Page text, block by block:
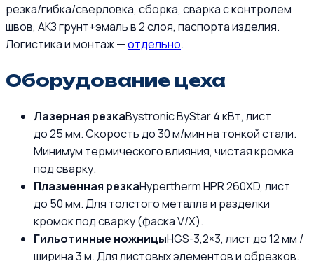
резка/гибка/сверловка, сборка, сварка с контролем
швов, АКЗ грунт+эмаль в 2 слоя, паспорта изделия.
Логистика и монтаж —отдельно.
Оборудование цеха
Лазерная резкаBystronic ByStar 4 кВт, лист
до 25 мм. Скорость до 30 м/мин на тонкой стали.
Минимум термического влияния, чистая кромка
под сварку.
Плазменная резкаHypertherm HPR 260XD, лист
до 50 мм. Для толстого металла и разделки
кромок под сварку (фаска V/X).
Гильотинные ножницыHGS-3,2×3, лист до 12 мм /
ширина 3 м. Для листовых элементов и обрезков.